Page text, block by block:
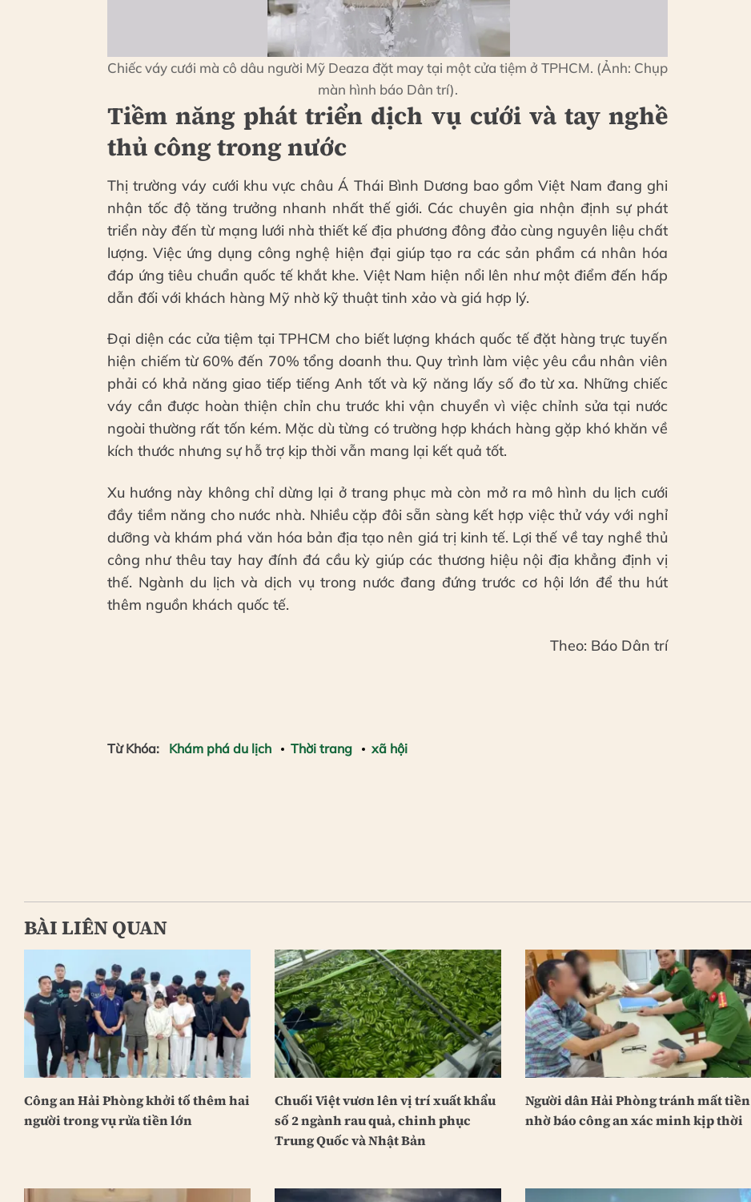
Chiếc váy cưới mà cô dâu người Mỹ Deaza đặt may tại một cửa tiệm ở TPHCM. (Ảnh: Chụp
màn hình báo Dân trí).
Tiềm năng phát triển dịch vụ cưới và tay nghề
thủ công trong nước
Thị trường váy cưới khu vực châu Á Thái Bình Dương bao gồm Việt Nam đang ghi
nhận tốc độ tăng trưởng nhanh nhất thế giới. Các chuyên gia nhận định sự phát
triển này đến từ mạng lưới nhà thiết kế địa phương đông đảo cùng nguyên liệu chất
lượng. Việc ứng dụng công nghệ hiện đại giúp tạo ra các sản phẩm cá nhân hóa
đáp ứng tiêu chuẩn quốc tế khắt khe. Việt Nam hiện nổi lên như một điểm đến hấp
dẫn đối với khách hàng Mỹ nhờ kỹ thuật tinh xảo và giá hợp lý.
Đại diện các cửa tiệm tại TPHCM cho biết lượng khách quốc tế đặt hàng trực tuyến
hiện chiếm từ 60% đến 70% tổng doanh thu. Quy trình làm việc yêu cầu nhân viên
phải có khả năng giao tiếp tiếng Anh tốt và kỹ năng lấy số đo từ xa. Những chiếc
váy cần được hoàn thiện chỉn chu trước khi vận chuyển vì việc chỉnh sửa tại nước
ngoài thường rất tốn kém. Mặc dù từng có trường hợp khách hàng gặp khó khăn về
kích thước nhưng sự hỗ trợ kịp thời vẫn mang lại kết quả tốt.
Xu hướng này không chỉ dừng lại ở trang phục mà còn mở ra mô hình du lịch cưới
đầy tiềm năng cho nước nhà. Nhiều cặp đôi sẵn sàng kết hợp việc thử váy với nghỉ
dưỡng và khám phá văn hóa bản địa tạo nên giá trị kinh tế. Lợi thế về tay nghề thủ
công như thêu tay hay đính đá cầu kỳ giúp các thương hiệu nội địa khẳng định vị
thế. Ngành du lịch và dịch vụ trong nước đang đứng trước cơ hội lớn để thu hút
thêm nguồn khách quốc tế.
Theo: Báo Dân trí
Từ Khóa: Khám phá du lịch Thời trang xã hội
BÀI LIÊN QUAN
Công an Hải Phòng khởi tố thêm hai
người trong vụ rửa tiền lớn
Chuối Việt vươn lên vị trí xuất khẩu
số 2 ngành rau quả, chinh phục
Trung Quốc và Nhật Bản
Người dân Hải Phòng tránh mất tiền
nhờ báo công an xác minh kịp thời